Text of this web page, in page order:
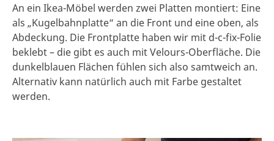
An ein Ikea-Möbel werden zwei Platten montiert: Eine
als „Kugelbahnplatte“ an die Front und eine oben, als
Abdeckung. Die Frontplatte haben wir mit d-c-fix-Folie
beklebt – die gibt es auch mit Velours-Oberfläche. Die
dunkelblauen Flächen fühlen sich also samtweich an.
Alternativ kann natürlich auch mit Farbe gestaltet
werden.